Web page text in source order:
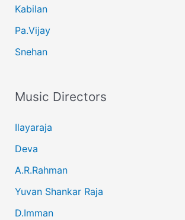
Kabilan
Pa.Vijay
Snehan
Music Directors
Ilayaraja
Deva
A.R.Rahman
Yuvan Shankar Raja
D.Imman